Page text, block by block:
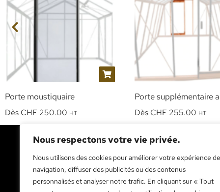
Nous respectons votre vie privée.
Nous utilisons des cookies pour améliorer votre expérience de
navigation, diffuser des publicités ou des contenus
personnalisés et analyser notre trafic. En cliquant sur « Tout
Porte moustiquaire
Dès CHF 250.00 HT
Porte supplémentaire
Dès CHF 255.00 HT
RENDEZ-NOUS VISITE